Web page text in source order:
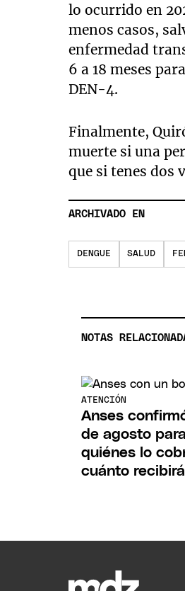
lo ocurrido en
menos casos,
enfermedad
6 a 18 meses
DEN-4.
Finalmente,
muerte si una
que si tenes dos
ARCHIVADO EN
DENGUE SALUD
NOTAS
ATENCIÓN
Anses
de agosto
quiénes lo
cuánto